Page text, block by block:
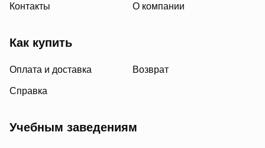
Контакты О компании
Как купить
Оплата и доставка Возврат
Справка
Учебным заведениям